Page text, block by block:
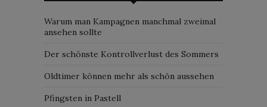
Warum man Kampagnen manchmal zweimal
ansehen sollte
Der schönste Kontrollverlust des Sommers
Oldtimer können mehr als schön aussehen
Pfingsten in Pastell